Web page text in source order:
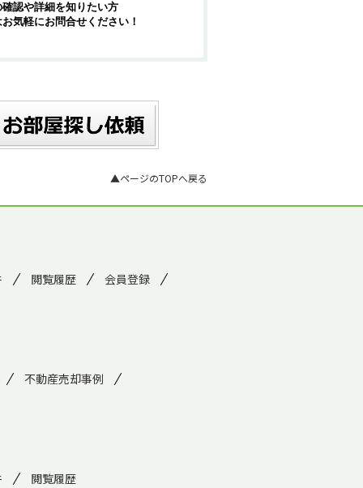
認や詳細を知りたい方
気軽にお問合せください！
▲ページのTOPへ戻る
閲覧履歴 会員登録
不動産売却事例
閲覧履歴